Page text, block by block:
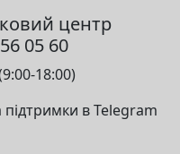
центр
05 60
18:00)
в Telegram